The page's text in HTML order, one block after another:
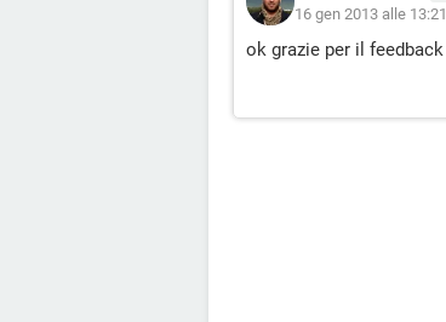
16 gen 2013 alle 13:21
ok grazie per il feedback